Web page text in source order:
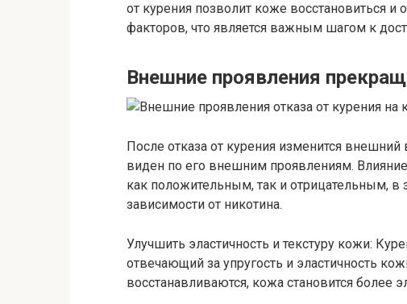
от курения позволит коже восстановиться
факторов, что является важным шагом к
Внешние проявления
После отказа от курения изменится
виден по его внешним проявлениям.
как положительным, так и отрицательным, в
зависимости от никотина.
Улучшить эластичность и текстуру кожи:
отвечающий за упругость и эластичность
восстанавливаются, кожа становится более